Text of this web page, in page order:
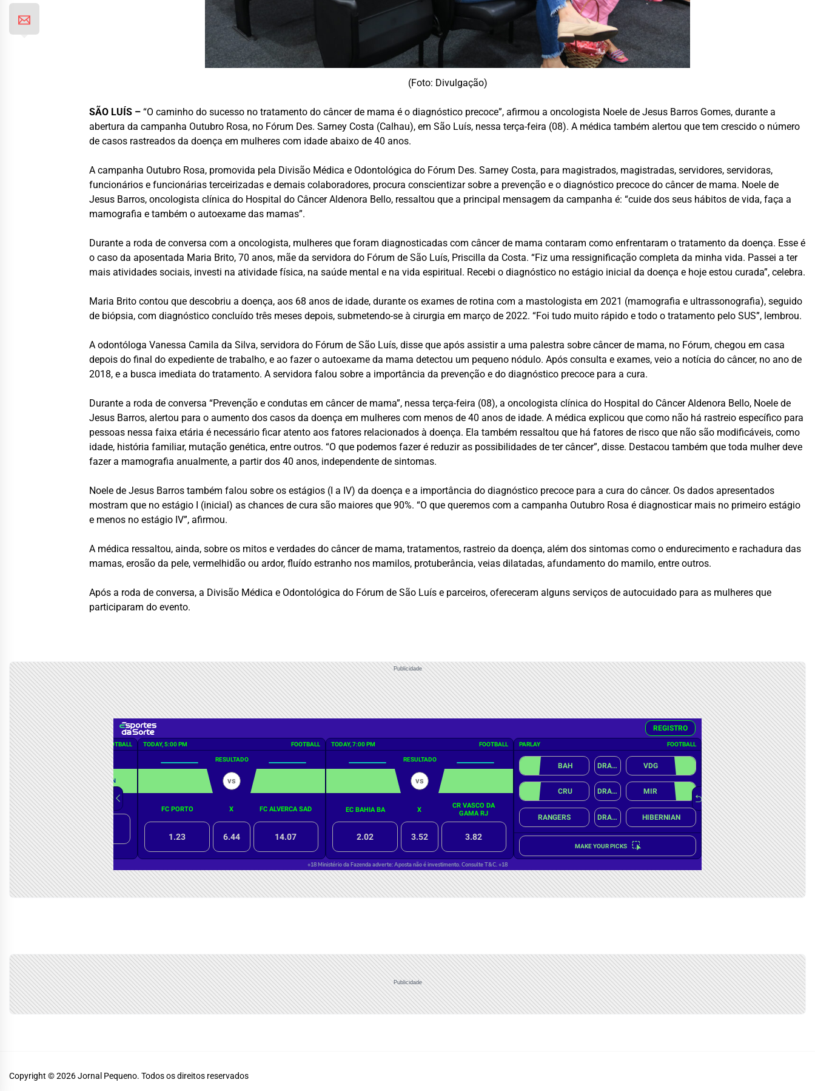
(Foto: Divulgação)
SÃO LUÍS – “O caminho do sucesso no tratamento do câncer de mama é o diagnóstico precoce”, afirmou a oncologista Noele de Jesus Barros Gomes, durante a
abertura da campanha Outubro Rosa, no Fórum Des. Sarney Costa (Calhau), em São Luís, nessa terça-feira (08). A médica também alertou que tem crescido o número
de casos rastreados da doença em mulheres com idade abaixo de 40 anos.
A campanha Outubro Rosa, promovida pela Divisão Médica e Odontológica do Fórum Des. Sarney Costa, para magistrados, magistradas, servidores, servidoras,
funcionários e funcionárias terceirizadas e demais colaboradores, procura conscientizar sobre a prevenção e o diagnóstico precoce do câncer de mama. Noele de
Jesus Barros, oncologista clínica do Hospital do Câncer Aldenora Bello, ressaltou que a principal mensagem da campanha é: “cuide dos seus hábitos de vida, faça a
mamografia e também o autoexame das mamas”.
Durante a roda de conversa com a oncologista, mulheres que foram diagnosticadas com câncer de mama contaram como enfrentaram o tratamento da doença. Esse é
o caso da aposentada Maria Brito, 70 anos, mãe da servidora do Fórum de São Luís, Priscilla da Costa. “Fiz uma ressignificação completa da minha vida. Passei a ter
mais atividades sociais, investi na atividade física, na saúde mental e na vida espiritual. Recebi o diagnóstico no estágio inicial da doença e hoje estou curada”, celebra.
Maria Brito contou que descobriu a doença, aos 68 anos de idade, durante os exames de rotina com a mastologista em 2021 (mamografia e ultrassonografia), seguido
de biópsia, com diagnóstico concluído três meses depois, submetendo-se à cirurgia em março de 2022. “Foi tudo muito rápido e todo o tratamento pelo SUS”, lembrou.
A odontóloga Vanessa Camila da Silva, servidora do Fórum de São Luís, disse que após assistir a uma palestra sobre câncer de mama, no Fórum, chegou em casa
depois do final do expediente de trabalho, e ao fazer o autoexame da mama detectou um pequeno nódulo. Após consulta e exames, veio a notícia do câncer, no ano de
2018, e a busca imediata do tratamento. A servidora falou sobre a importância da prevenção e do diagnóstico precoce para a cura.
Durante a roda de conversa “Prevenção e condutas em câncer de mama”, nessa terça-feira (08), a oncologista clínica do Hospital do Câncer Aldenora Bello, Noele de
Jesus Barros, alertou para o aumento dos casos da doença em mulheres com menos de 40 anos de idade. A médica explicou que como não há rastreio específico para
pessoas nessa faixa etária é necessário ficar atento aos fatores relacionados à doença. Ela também ressaltou que há fatores de risco que não são modificáveis, como
idade, história familiar, mutação genética, entre outros. “O que podemos fazer é reduzir as possibilidades de ter câncer”, disse. Destacou também que toda mulher deve
fazer a mamografia anualmente, a partir dos 40 anos, independente de sintomas.
Noele de Jesus Barros também falou sobre os estágios (I a IV) da doença e a importância do diagnóstico precoce para a cura do câncer. Os dados apresentados
mostram que no estágio I (inicial) as chances de cura são maiores que 90%. “O que queremos com a campanha Outubro Rosa é diagnosticar mais no primeiro estágio
e menos no estágio IV”, afirmou.
A médica ressaltou, ainda, sobre os mitos e verdades do câncer de mama, tratamentos, rastreio da doença, além dos sintomas como o endurecimento e rachadura das
mamas, erosão da pele, vermelhidão ou ardor, fluído estranho nos mamilos, protuberância, veias dilatadas, afundamento do mamilo, entre outros.
Após a roda de conversa, a Divisão Médica e Odontológica do Fórum de São Luís e parceiros, ofereceram alguns serviços de autocuidado para as mulheres que
participaram do evento.
Publicidade
Publicidade
Copyright © 2026Jornal Pequeno. Todos os direitos reservados